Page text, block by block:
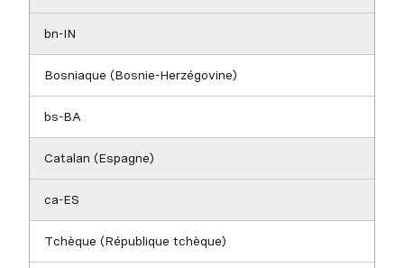
bn-IN
Bosniaque (Bosnie-Herzégovine)
bs-BA
Catalan (Espagne)
ca-ES
Tchèque (République tchèque)